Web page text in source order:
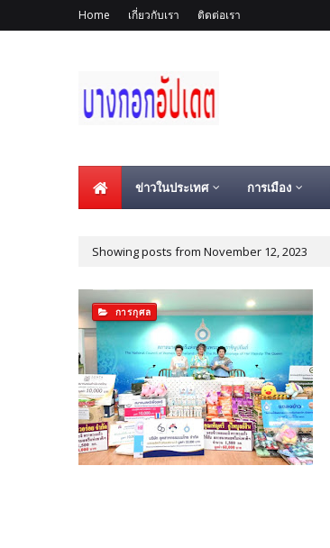
Home เกี่ยวกับเรา ติดต่อเรา
ข่าวในประเทศ การเมือง
Showing posts from November 12, 2023
การกุศล